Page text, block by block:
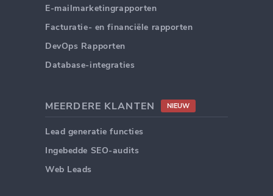
E-mailmarketingrapporten
Facturatie- en financiële rapporten
DevOps Rapporten
Database-integraties
MEERDERE KLANTEN NIEUW
Lead generatie functies
Ingebedde SEO-audits
Web Leads